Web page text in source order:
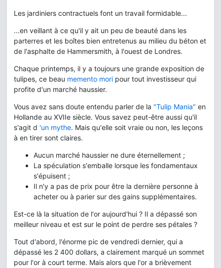
Les jardiniers contractuels font un travail formidable...
...en veillant à ce qu'il y ait un peu de beauté dans les
parterres et les boîtes bien entretenus au milieu du béton et
de l'asphalte de Hammersmith, à l'ouest de Londres.
Chaque printemps, il y a toujours une grande exposition de
tulipes, ce beau memento mori pour tout investisseur qui
profite d'un marché haussier.
Vous avez sans doute entendu parler de la "Tulip Mania" en
Hollande au XVIIe siècle. Vous savez peut-être aussi qu'il
s'agit d 'un mythe. Mais qu'elle soit vraie ou non, les leçons
à en tirer sont claires.
Aucun marché haussier ne dure éternellement ;
La spéculation s'emballe lorsque les fondamentaux
s'épuisent ;
Il n'y a pas de prix pour être la dernière personne à
acheter ou à parier sur des gains supplémentaires.
Est-ce là la situation de l'or aujourd'hui ? Il a dépassé son
meilleur niveau et est sur le point de perdre ses pétales ?
Tout d'abord, l'énorme pic de vendredi dernier, qui a
dépassé les 2 400 dollars, a clairement marqué un sommet
pour l'or à court terme. Mais alors que l'or a brièvement